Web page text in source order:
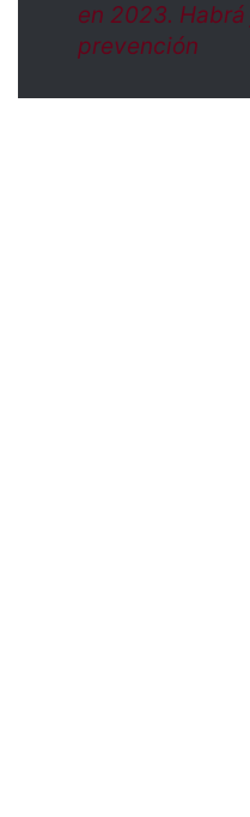
en 2023.
prevención